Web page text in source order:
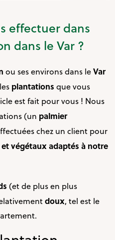
effectuer dans
dans le Var ?
ou ses environs dans leVar
plantations que vous
est fait pour vous ! Nous
(un palmier
chez un client pour
et végétaux adaptés à notre
(et de plus en plus
doux, tel est le